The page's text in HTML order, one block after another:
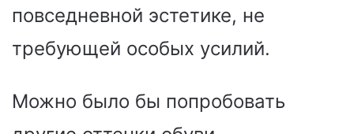
повседневной эстетике, не
требующей особых усилий.
Можно было бы попробовать